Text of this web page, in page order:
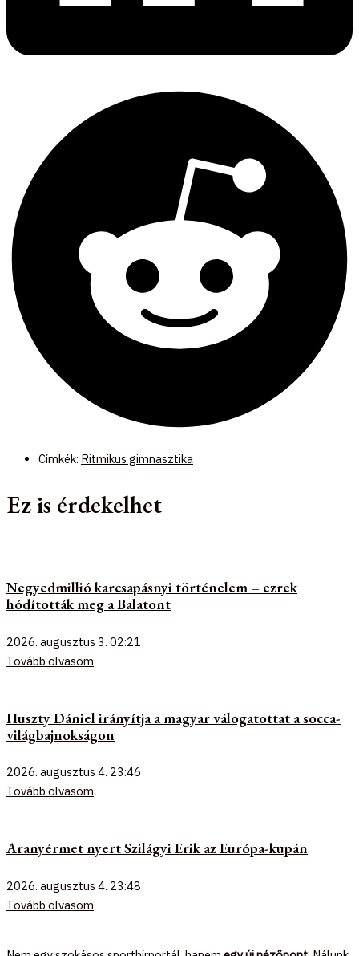
Címkék: Ritmikus gimnasztika
Ez is érdekelhet
Negyedmillió karcsapásnyi történelem – ezrek
hódították meg a Balatont
2026. augusztus 3. 02:21
Tovább olvasom
Huszty Dániel irányítja a magyar válogatottat a socca-
világbajnokságon
2026. augusztus 4. 23:46
Tovább olvasom
Aranyérmet nyert Szilágyi Erik az Európa-kupán
2026. augusztus 4. 23:48
Tovább olvasom